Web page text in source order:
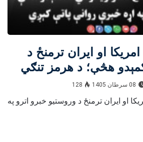
او ایران ترمنځ د
هڅې؛ د هرمز تنګي
پاتې کېږي
08 سرطان 1405 128
او ایران ترمنځ د وروستیو خبرو اترو په